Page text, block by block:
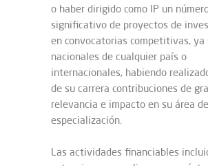
o haber dirigido como IP un
significativo de proyectos de
en convocatorias competitivas, ya
nacionales de cualquier país o
internacionales, habiendo
de su carrera contribuciones de
relevancia e impacto en su área de
especialización.
Las actividades financiables